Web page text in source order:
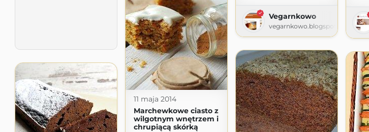
Vegarnkowo
vegarnkowo.blogspot.com
11 maja 2014
Marchewkowe ciasto z
wilgotnym wnętrzem i
chrupiącą skórką